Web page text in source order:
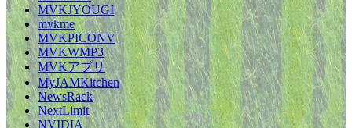
MVKJYOUGI
mvkme
MVKPICONV
MVKWMP3
MVKアプリ
MyJAMKitchen
NewsRack
NextLimit
NVIDIA